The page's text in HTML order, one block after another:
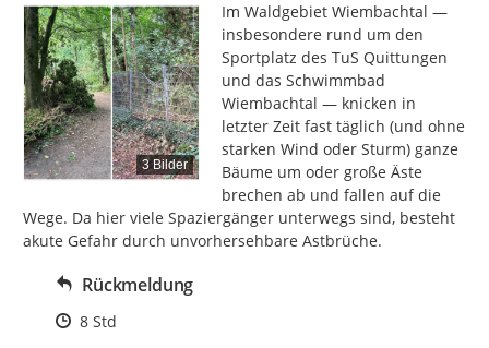
3 Bilder
Im Waldgebiet Wiembachtal —
insbesondere rund um den
Sportplatz des TuS Quittungen
und das Schwimmbad
Wiembachtal — knicken in
letzter Zeit fast täglich (und ohne
starken Wind oder Sturm) ganze
Bäume um oder große Äste
brechen ab und fallen auf die
Wege. Da hier viele Spaziergänger unterwegs sind, besteht
akute Gefahr durch unvorhersehbare Astbrüche.
Rückmeldung
Zeitpunkt des Erstellens
8 Std